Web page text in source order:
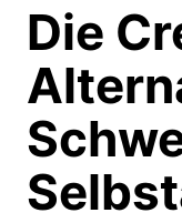
Die